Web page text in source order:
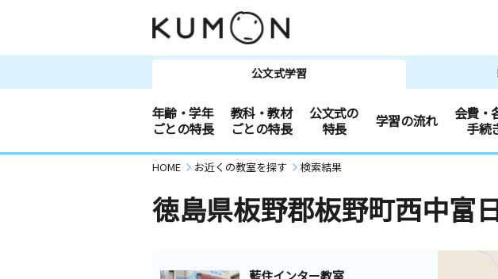
公文式学習
年齢・学年
ごとの特長
教科・教材
ごとの特長
公文式の
特長
学習の流れ
会費・
手続
HOME お近くの教室を探す 検索結果
徳島県板野郡板野町西中富
藍住インター教室